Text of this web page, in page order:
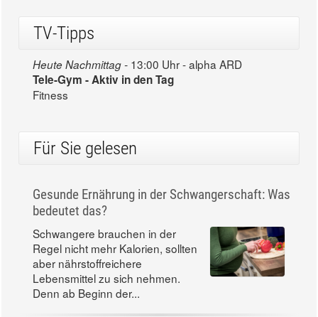
TV-Tipps
Heute Nachmittag - 13:00 Uhr - alpha ARD
Tele-Gym - Aktiv in den Tag
Fitness
Für Sie gelesen
Gesunde Ernährung in der Schwangerschaft: Was
bedeutet das?
Schwangere brauchen in der
Regel nicht mehr Kalorien, sollten
aber nährstoffreichere
Lebensmittel zu sich nehmen.
Denn ab Beginn der...